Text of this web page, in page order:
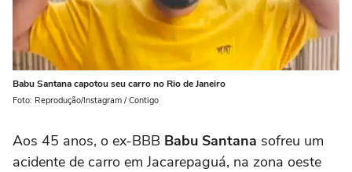
Babu Santana capotou seu carro no Rio de Janeiro
Foto: Reprodução/Instagram / Contigo
Aos 45 anos, o ex-BBB Babu Santana sofreu um
acidente de carro em Jacarepaguá, na zona oeste